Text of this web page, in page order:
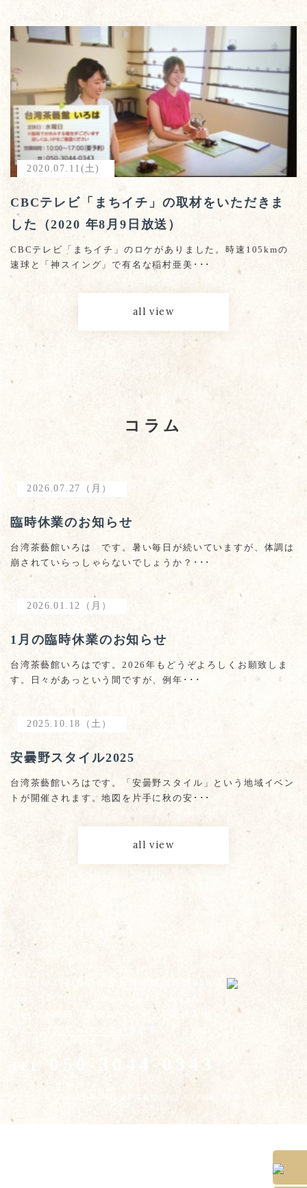
2020.07.11(土)
CBCテレビ「まちイチ」の取材をいただきま
した（2020 年8月9日放送）
CBCテレビ「まちイチ」のロケがありました。時速105kmの
速球と「神スイング」で有名な稲村亜美･･･
all view
コラム
2026.07.27（月）
臨時休業のお知らせ
台湾茶藝館いろは です。暑い毎日が続いていますが、体調は
崩されていらっしゃらないでしょうか？･･･
2026.01.12（月）
1月の臨時休業のお知らせ
台湾茶藝館いろはです。2026年もどうぞよろしくお願致しま
す。日々があっという間ですが、例年･･･
2025.10.18（土）
安曇野スタイル2025
台湾茶藝館いろはです。「安曇野スタイル」という地域イベン
トが開催されます。地図を片手に秋の安･･･
all view
open 10:00~17:00
050-3044-0343
Copyright © 2026 台湾茶藝館いろは All Rights Reserved